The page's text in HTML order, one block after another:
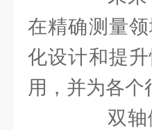
在精确测量
化设计和提
用，并为各
双轴倾